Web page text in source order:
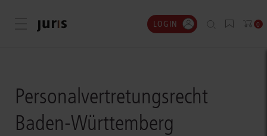
Menü öffnen LOGIN 0
Personalvertretungsrecht
Baden-Württemberg